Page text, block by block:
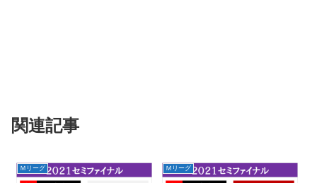
関連記事
Ｍリーグ Ｍリーグ